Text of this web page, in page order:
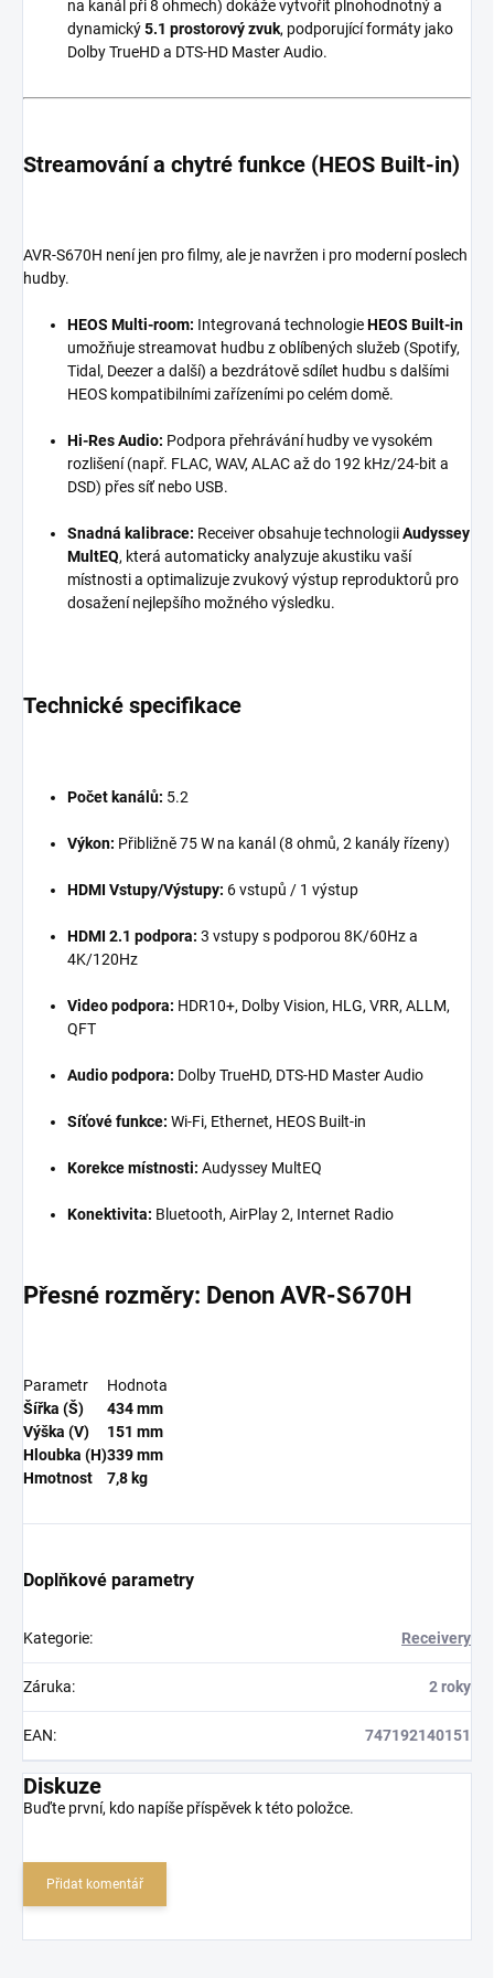
na kanál při 8 ohmech) dokáže vytvořit plnohodnotný a
dynamický5.1 prostorový zvuk, podporující formáty jako
Dolby TrueHD a DTS-HD Master Audio.
Streamování a chytré funkce (HEOS Built-in)
AVR-S670H není jen pro filmy, ale je navržen i pro moderní poslech
hudby.
HEOS Multi-room: Integrovaná technologieHEOS Built-in
umožňuje streamovat hudbu z oblíbených služeb (Spotify,
Tidal, Deezer a další) a bezdrátově sdílet hudbu s dalšími
HEOS kompatibilními zařízeními po celém domě.
Hi-Res Audio: Podpora přehrávání hudby ve vysokém
rozlišení (např. FLAC, WAV, ALAC až do 192 kHz/24-bit a
DSD) přes síť nebo USB.
Snadná kalibrace: Receiver obsahuje technologiiAudyssey
MultEQ, která automaticky analyzuje akustiku vaší
místnosti a optimalizuje zvukový výstup reproduktorů pro
dosažení nejlepšího možného výsledku.
Technické specifikace
Počet kanálů: 5.2
Výkon: Přibližně 75 W na kanál (8 ohmů, 2 kanály řízeny)
HDMI Vstupy/Výstupy: 6 vstupů / 1 výstup
HDMI 2.1 podpora: 3 vstupy s podporou 8K/60Hz a
4K/120Hz
Video podpora: HDR10+, Dolby Vision, HLG, VRR, ALLM,
QFT
Audio podpora: Dolby TrueHD, DTS-HD Master Audio
Síťové funkce: Wi-Fi, Ethernet, HEOS Built-in
Korekce místnosti: Audyssey MultEQ
Konektivita: Bluetooth, AirPlay 2, Internet Radio
Přesné rozměry: Denon AVR-S670H
Parametr
Hodnota
Šířka (Š)
434 mm
Výška (V)
151 mm
Hloubka (H)339 mm
Hmotnost
7,8 kg
Doplňkové parametry
Kategorie: Receivery
Záruka: 2 roky
EAN: 747192140151
Diskuze
Buďte první, kdo napíše příspěvek k této položce.
Přidat komentář